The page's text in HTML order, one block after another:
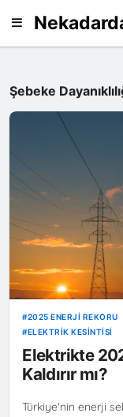
Şebeke
2025 ENERJI REKORU
ELEKTRIK KESINTISI
DAYANIKLILIĞI
TEİAŞ
DALGALANMASI
Elektrikte
Kaldırır mı?
Türkiye'nin enerji